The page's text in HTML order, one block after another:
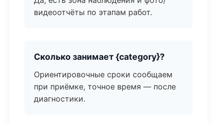
видеоотчёты по этапам работ.
Сколько занимает {category}?
Ориентировочные сроки сообщаем
при приёмке, точное время — после
диагностики.